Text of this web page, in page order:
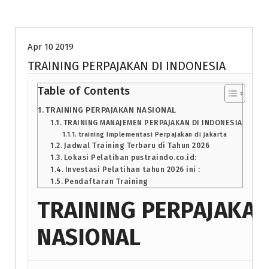
Apr 10 2019
TRAINING PERPAJAKAN DI INDONESIA
Table of Contents
TRAINING PERPAJAKAN NASIONAL
TRAINING MANAJEMEN PERPAJAKAN DI INDONESIA
training Implementasi Perpajakan di jakarta
Jadwal Training Terbaru di Tahun 2026
Lokasi Pelatihan pustraindo.co.id:
Investasi Pelatihan tahun 2026 ini :
Pendaftaran Training
TRAINING
NASIONAL